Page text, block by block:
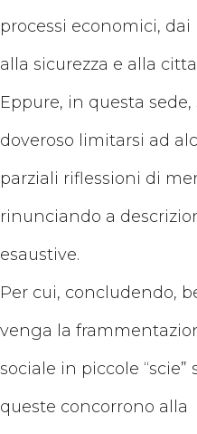
processi economici, dai
alla sicurezza e alla
Eppure, in questa sede,
doveroso limitarsi ad
parziali riflessioni di
rinunciando a
esaustive.
Per cui, concludendo,
venga la
sociale in piccole “scie”
queste concorrono alla